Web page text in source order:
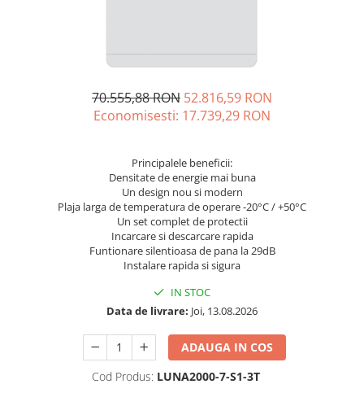
Controlere solare
Convertoare de tensiune
Sisteme de stocare energie
Pachete complete stocare energie
Sisteme de Stocare Comerciale
Sisteme fotovoltaice complete
Sisteme fotovoltaice de putere
Sisteme fotovoltaice profesionale
Pachete sisteme fotovoltaice
70.555,88 RON 52.816,59 RON
Economisesti: 17.739,29 RON
Principalele beneficii:
Densitate de energie mai buna
Un design nou si modern
Plaja larga de temperatura de operare -20°C / +50°C
Un set complet de protectii
Incarcare si descarcare rapida
Funtionare silentioasa de pana la 29dB
Instalare rapida si sigura
IN STOC
Data de livrare: Joi, 13.08.2026
ADAUGA IN COS
Cod Produs: LUNA2000-7-S1-3T